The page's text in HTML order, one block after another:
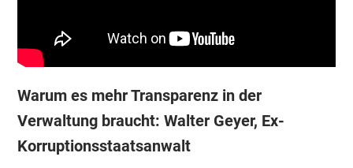
Warum es mehr Transparenz in der
Verwaltung braucht: Walter Geyer, Ex-
Korruptionsstaatsanwalt